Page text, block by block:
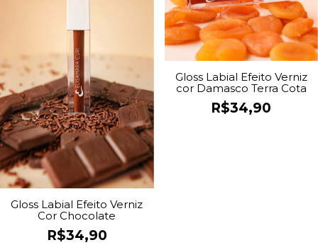
Gloss Labial Efeito Verniz
Cor Chocolate
R$34,90
Gloss Labial Efeito Verniz
cor Damasco Terra Cota
R$34,90